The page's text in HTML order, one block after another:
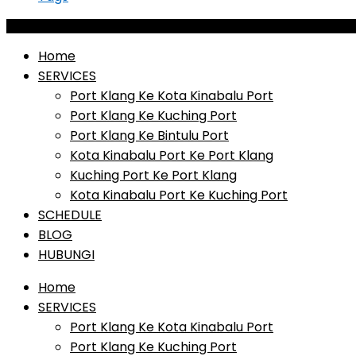
Home
SERVICES
Port Klang Ke Kota Kinabalu Port
Port Klang Ke Kuching Port
Port Klang Ke Bintulu Port
Kota Kinabalu Port Ke Port Klang
Kuching Port Ke Port Klang
Kota Kinabalu Port Ke Kuching Port
SCHEDULE
BLOG
HUBUNGI
Home
SERVICES
Port Klang Ke Kota Kinabalu Port
Port Klang Ke Kuching Port